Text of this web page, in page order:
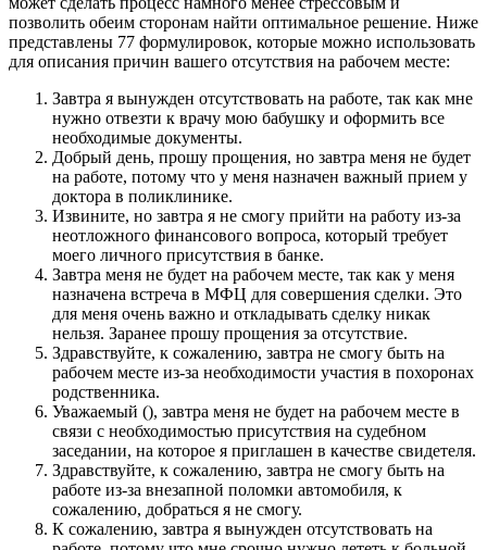
позволить обеим сторонам найти оптимальное решение. Ниже
представлены 77 формулировок, которые можно использовать
для описания причин вашего отсутствия на рабочем месте:
Завтра я вынужден отсутствовать на работе, так как мне
нужно отвезти к врачу мою бабушку и оформить все
необходимые документы.
Добрый день, прошу прощения, но завтра меня не будет
на работе, потому что у меня назначен важный прием у
доктора в поликлинике.
Извините, но завтра я не смогу прийти на работу из-за
неотложного финансового вопроса, который требует
моего личного присутствия в банке.
Завтра меня не будет на рабочем месте, так как у меня
назначена встреча в МФЦ для совершения сделки. Это
для меня очень важно и откладывать сделку никак
нельзя. Заранее прошу прощения за отсутствие.
Здравствуйте, к сожалению, завтра не смогу быть на
рабочем месте из-за необходимости участия в похоронах
родственника.
Уважаемый (), завтра меня не будет на рабочем месте в
связи с необходимостью присутствия на судебном
заседании, на которое я приглашен в качестве свидетеля.
Здравствуйте, к сожалению, завтра не смогу быть на
работе из-за внезапной поломки автомобиля, к
сожалению, добраться я не смогу.
К сожалению, завтра я вынужден отсутствовать на